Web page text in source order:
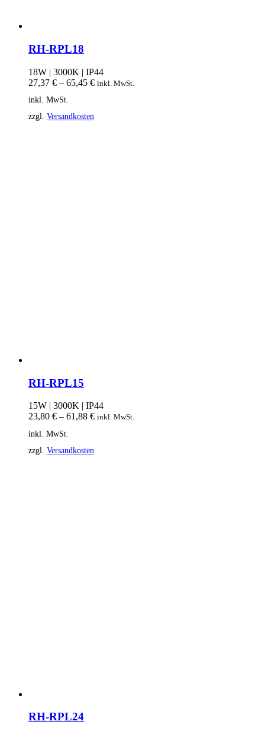
RH-RPL18
18W | 3000K | IP44
27,37 € – 65,45 € inkl. MwSt.
inkl. MwSt.
zzgl. Versandkosten
RH-RPL15
15W | 3000K | IP44
23,80 € – 61,88 € inkl. MwSt.
inkl. MwSt.
zzgl. Versandkosten
RH-RPL24